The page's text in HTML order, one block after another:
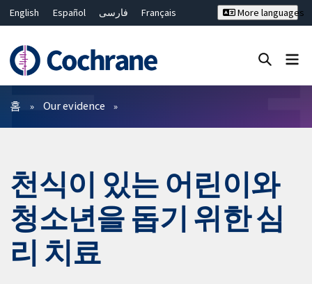
English Español فارسی
Français
Bahasa Malaysia
ไทย
繁體中文
简体中文
More languages
필터
홈 Our evidence
천식이 있는 어린이와
청소년을 돕기 위한 심
리 치료